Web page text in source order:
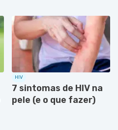
HIV
7 sintomas de HIV na
pele (e o que fazer)